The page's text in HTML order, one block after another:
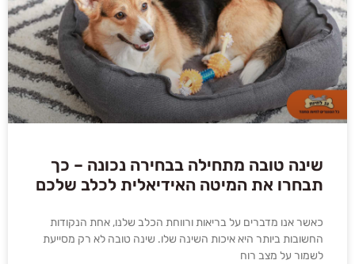
שינה טובה מתחילה בבחירה נכונה – כך
תבחרו את המיטה האידיאלית לכלב שלכם
כאשר אנו מדברים על בריאות ורווחת הכלב שלנו, אחת הנקודות
החשובות ביותר היא איכות השינה שלו. שינה טובה לא רק מסייעת
לשמור על מצב רוח